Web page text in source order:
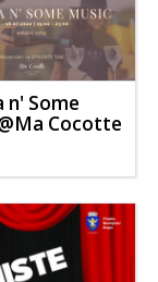
n' Some
Cocotte